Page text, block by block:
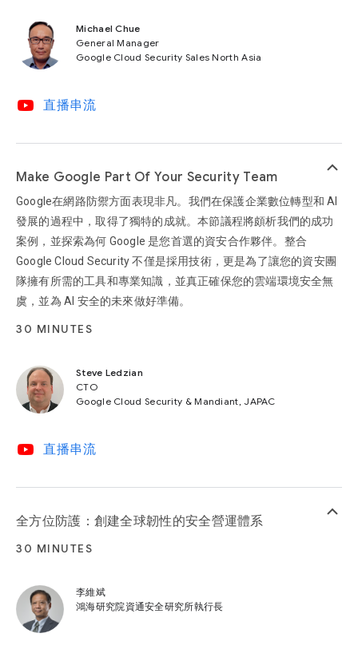
Michael Chue
General Manager
Google Cloud Security Sales North Asia
video_youtube 直播串流
Make Google Part Of Your Security Team
Google在網路防禦方面表現非凡。我們在保護企業數位轉型和 AI
發展的過程中，取得了獨特的成就。本節議程將頗析我們的成功
案例，並探索為何 Google 是您首選的資安合作夥伴。整合
Google Cloud Security 不僅是採用技術，更是為了讓您的資安團
隊擁有所需的工具和專業知識，並真正確保您的雲端環境安全無
虞，並為 AI 安全的未來做好準備。
30 MINUTES
Steve Ledzian
CTO
Google Cloud Security & Mandiant, JAPAC
video_youtube 直播串流
keyboard_arrow_up
全方位防護：創建全球韌性的安全營運體系
30 MINUTES
李維斌
鴻海研究院資通安全研究所執行長
keyboard_arrow_up